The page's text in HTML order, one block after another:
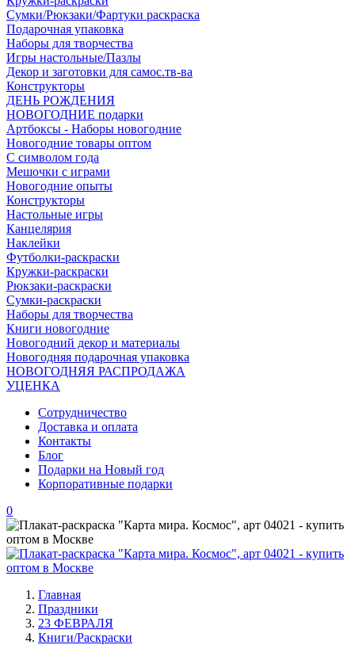
Сумки/Рюкзаки/Фартуки раскраска
Подарочная упаковка
Наборы для творчества
Игры настольные/Пазлы
Декор и заготовки для самос.тв-ва
Конструкторы
ДЕНЬ РОЖДЕНИЯ
НОВОГОДНИЕ подарки
Артбоксы - Наборы новогодние
Новогодние товары оптом
С символом года
Мешочки с играми
Новогодние опыты
Конструкторы
Настольные игры
Канцелярия
Наклейки
Футболки-раскраски
Кружки-раскраски
Рюкзаки-раскраски
Сумки-раскраски
Наборы для творчества
Книги новогодние
Новогодний декор и материалы
Новогодняя подарочная упаковка
НОВОГОДНЯЯ РАСПРОДАЖА
УЦЕНКА
Сотрудничество
Доставка и оплата
Контакты
Блог
Подарки на Новый год
Корпоративные подарки
0
Главная
Праздники
23 ФЕВРАЛЯ
Книги/Раскраски